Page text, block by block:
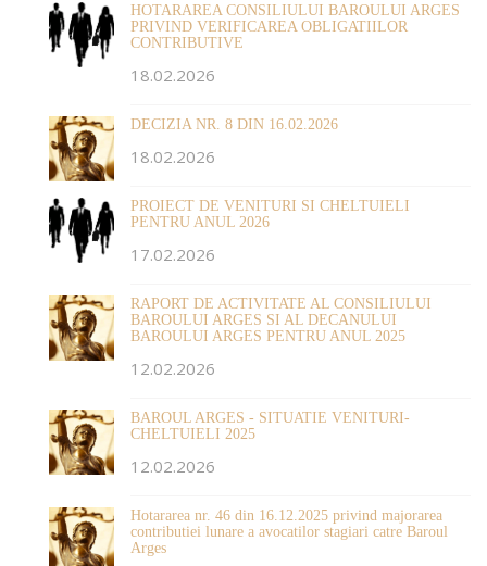
HOTARAREA CONSILIULUI BAROULUI ARGES
PRIVIND VERIFICAREA OBLIGATIILOR
CONTRIBUTIVE
18.02.2026
DECIZIA NR. 8 DIN 16.02.2026
18.02.2026
PROIECT DE VENITURI SI CHELTUIELI
PENTRU ANUL 2026
17.02.2026
RAPORT DE ACTIVITATE AL CONSILIULUI
BAROULUI ARGES SI AL DECANULUI
BAROULUI ARGES PENTRU ANUL 2025
12.02.2026
BAROUL ARGES - SITUATIE VENITURI-
CHELTUIELI 2025
12.02.2026
Hotararea nr. 46 din 16.12.2025 privind majorarea
contributiei lunare a avocatilor stagiari catre Baroul
Arges